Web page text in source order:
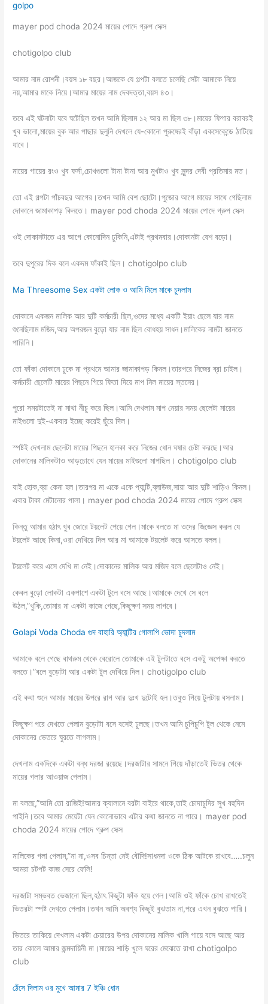
golpo
mayer pod choda 2024 মায়ের পোদে গ্রুপ সেক্স
chotigolpo club
আমার নাম রোশনী।বয়স ১৮ বছর।আজকে যে গল্পটা বলতে চলেছি সেটা আমাকে নিয়ে
নয়,আমার মাকে নিয়ে।আমার মায়ের নাম দেবদত্তা,বয়স ৪৩।
তবে এই ঘটনাটা যবে ঘটেছিল তখন আমি ছিলাম ১২ আর মা ছিল ৩৮।মায়ের ফিগার বরাবরই
খুব ভালো,মায়ের বুক আর পাছার দুলুনি দেখলে যে-কোনো পুরুষেরই বাঁড়া একসেকেন্ডে ঠাটিয়ে
যাবে।
মায়ের গায়ের রংও খুব ফর্সা,চোখগুলো টানা টানা আর মুখটাও খুব সুন্দর দেবী প্রতিমার মত।
তো এই গল্পটা পাঁচবছর আগের।তখন আমি বেশ ছোটো।পুজোর আগে মায়ের সাথে গেছিলাম
দোকানে জামাকাপড় কিনতে। mayer pod choda 2024 মায়ের পোদে গ্রুপ সেক্স
ওই দোকানটাতে এর আগে কোনোদিন ঢুকিনি,এটাই প্রথমবার।দোকানটা বেশ বড়ো।
তবে দুপুরের দিক বলে একদম ফাঁকাই ছিল। chotigolpo club
Ma Threesome Sex একটা লোক ও আমি মিলে মাকে চুদলাম
দোকানে একজন মালিক আর দুটি কর্মচারী ছিল,ওদের মধ্যে একটি ইয়াং ছেলে যার নাম
শুনেছিলাম মজিদ,আর অপরজন বুড়ো যার নাম ছিল বোধহয় সাধন।মালিকের নামটা জানতে
পারিনি।
তো ফাঁকা দোকানে ঢুকে মা প্রথমে আমার জামাকাপড় কিনল।তারপরে নিজের ব্রা চাইল।
কর্মচারী ছেলেটি মায়ের পিছনে গিয়ে ফিতা দিয়ে মাপ নিল মায়ের স্তনের।
পুরো সময়টাতেই মা মাথা নীচু করে ছিল।আমি দেখলাম মাপ নেয়ার সময় ছেলেটা মায়ের
মাইগুলো দুই-একবার ইচ্ছে করেই ছুঁয়ে দিল।
স্পষ্টই দেখলাম ছেলেটা মায়ের পিছনে হালকা করে নিজের ধোন ঘষার চেষ্টা করছে।আর
দোকানের মালিকটাও আড়চোখে যেন মায়ের মাইগুলো মাপছিল। chotigolpo club
যাই হোক,ব্রা কেনা হল।তারপর মা একে একে প্যান্টি,ব্লাউজ,সায়া আর দুটি শাড়িও কিনল।
এবার টাকা মেটানোর পালা। mayer pod choda 2024 মায়ের পোদে গ্রুপ সেক্স
কিন্তু আমার হঠাৎ খুব জোরে টয়লেট পেয়ে গেল।মাকে বলতে মা ওদের জিজ্ঞেস করল যে
টয়লেট আছে কিনা,ওরা দেখিয়ে দিল আর মা আমাকে টয়লেট করে আসতে বলল।
টয়লেট করে এসে দেখি মা নেই।দোকানের মালিক আর মজিদ বলে ছেলেটাও নেই।
কেবল বুড়ো লোকটা একপাশে একটা টুলে বসে আছে।আমাকে দেখে সে বলে
উঠল,”খুকি,তোমার মা একটা কাজে গেছে,কিছুক্ষণ সময় লাগবে।
Golapi Voda Choda গুদ বাহারি অ্যান্টির গোলাপি ভোদা চুদলাম
আমাকে বলে গেছে বাথরুম থেকে বেরোলে তোমাকে এই টুলটাতে বসে একটু অপেক্ষা করতে
বলতে।”বলে বুড়োটা আর একটা টুল দেখিয়ে দিল। chotigolpo club
এই কথা শুনে আমার মায়ের উপরে রাগ আর দুঃখ দুটোই হল।তবুও গিয়ে টুলটায় বসলাম।
কিছুক্ষণ পরে দেখতে পেলাম বুড়োটা বসে বসেই ঢুলছে।তখন আমি চুপিচুপি টুল থেকে নেমে
দোকানের ভেতরে ঘুরতে লাগলাম।
দেখলাম একদিকে একটা বন্ধ দরজা রয়েছে।দরজাটার সামনে গিয়ে দাঁড়াতেই ভিতর থেকে
মায়ের গলার আওয়াজ পেলাম।
মা বলছে,”আমি তো রাজিই!আমার ক্যালানে বরটা বাইরে থাকে,তাই চোদাচুদির সুখ বহুদিন
পাইনি।তবে আমার মেয়েটা যেন কোনোভাবে এটার কথা জানতে না পারে। mayer pod
choda 2024 মায়ের পোদে গ্রুপ সেক্স
মালিকের গলা পেলাম,”না না,ওসব চিন্তা নেই বৌদি!সাধনদা ওকে ঠিক আটকে রাখবে…..চলুন
আমরা চটপট কাজ সেরে ফেলি!
দরজাটা সম্ভবত ভেজানো ছিল,হঠাৎ কিছুটা ফাঁক হয়ে গেল।আমি ওই ফাঁকে চোখ রাখতেই
ভিতরটা স্পষ্ট দেখতে পেলাম।তখন আমি অবশ্য কিছুই বুঝতাম না,পরে এখন বুঝতে পারি।
ভিতরে তাকিয়ে দেখলাম একটা চেয়ারের উপর দোকানের মালিক খালি গায়ে বসে আছে আর
তার কোলে আমার জন্মদায়িনী মা।মায়ের শাড়ি খুলে ঘরের মেঝেতে রাখা chotigolpo
club
ঠেঁসে দিলাম ওর মুখে আমার 7 ইঞ্চি ধোন